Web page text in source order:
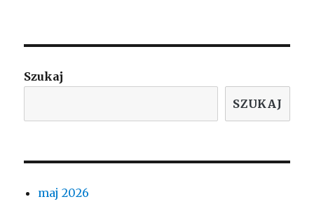
Szukaj
SZUKAJ
maj 2026